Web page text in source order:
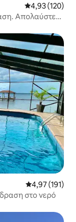
Μέση
4,93 (120)
Απολαύστε
Μέση
4,97 (191)
στο νερό